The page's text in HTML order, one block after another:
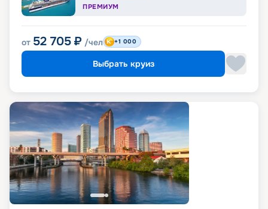
ПРЕМИУМ
от 52 705 ₽ /чел +1 000
Выбрать круиз